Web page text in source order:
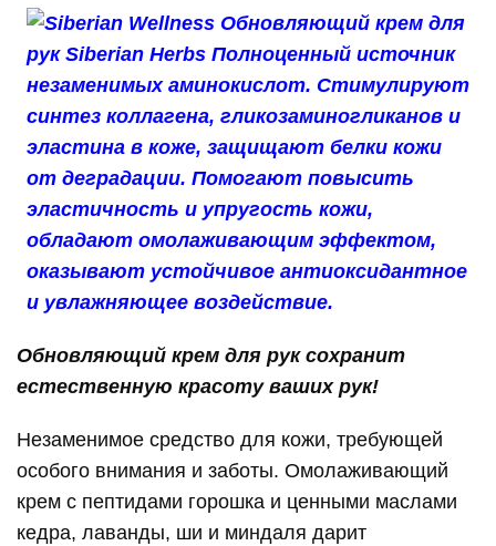
Обновляющий крем для рук сохранит
естественную красоту ваших рук!
Незаменимое средство для кожи, требующей
особого внимания и заботы. Омолаживающий
крем с пептидами горошка и ценными маслами
кедра, лаванды, ши и миндаля дарит